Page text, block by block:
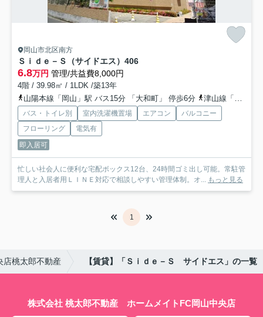
岡山市北区南方
Ｓｉｄｅ－Ｓ（サイドエス） 406
6.8万円 管理/共益費8,000円
4階 / 39.98㎡ / 1LDK /築13年
山陽本線「岡山」駅 バス15分 「大和町」 停歩6分
津山線「法界院」駅 徒歩14分
バス・トイレ別 室内洗濯機置場 エアコン
バルコニー
フローリング
電気有
即入居可
忙しい社会人に便利な宅配ボックス12台、24時間ゴミ出し可能。常駐管
理人と入居者用ＬＩＮＥ対応で相談しやすい管理体制。オ... もっと見る
1
店桃太郎不動産 【賃貸】「Ｓｉｄｅ－Ｓ サイドエス」の一覧
株式会社 桃太郎不動産 ホームメイトFC岡山中央店